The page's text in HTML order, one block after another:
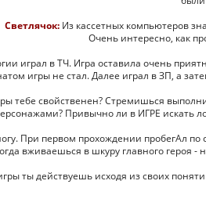
Светлячок:Из кассетных компьютеров
Очень интересно, как
играл в ТЧ. Игра оставила очень
игры не стал. Далее играл в ЗП, а
тебе свойственен? Cтремишься
Привычно ли в ИГРЕ искать
При первом прохождении пробегАл
вживаешься в шкуру главного героя
ты действуешь исходя из своих